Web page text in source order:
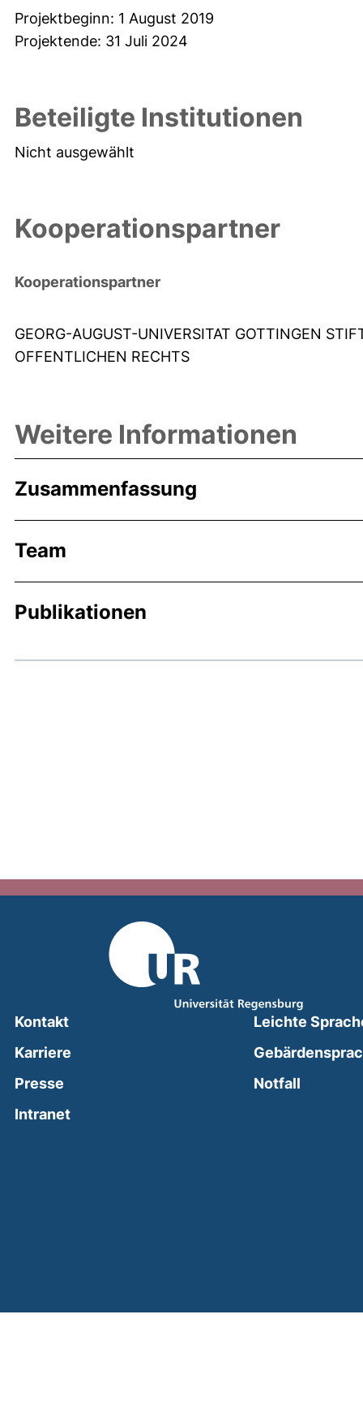
Projektbeginn: 1 August 2019
Projektende: 31 Juli 2024
Beteiligte Institutionen
Nicht ausgewählt
Kooperationspartner
Kooperationspartner
GEORG-AUGUST-UNIVERSITAT GOTTINGEN
OFFENTLICHEN RECHTS
Weitere Informationen
Zusammenfassung
Team
Publikationen
Kontakt
Karriere
Presse
Intranet(external link, opens in a new window)
Leichte
Notfall